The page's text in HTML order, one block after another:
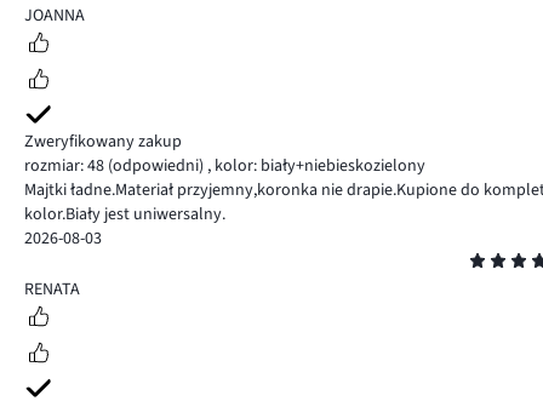
5
JOANNA
Zweryfikowany zakup
rozmiar: 48 (odpowiedni) , kolor: biały+niebieskozielony
Majtki ładne.Materiał przyjemny,koronka nie drapie.Kupione do
kolor.Biały jest uniwersalny.
2026-08-03
5
RENATA